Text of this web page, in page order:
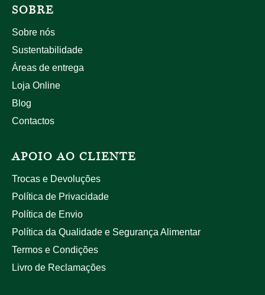
SOBRE
Sobre nós
Sustentabilidade
Áreas de entrega
Loja Online
Blog
Contactos
APOIO AO CLIENTE
Trocas e Devoluções
Política de Privacidade
Política de Envio
Política da Qualidade e Segurança Alimentar
Termos e Condições
Livro de Reclamações